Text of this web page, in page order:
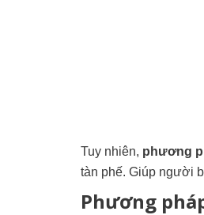
Tuy nhiên, phương
tàn phế. Giúp người
Phương